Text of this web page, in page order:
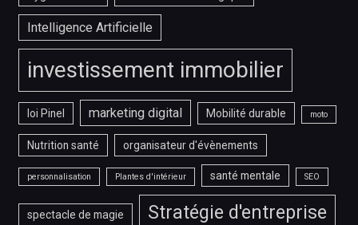
Intelligence Artificielle
investissement immobilier
loi Pinel marketing digital Mobilité durable moto
Nutrition santé organisateur d'évènements
personnalisation Plantes d'intérieur santé mentale SEO
spectacle de magie Stratégie d'entreprise